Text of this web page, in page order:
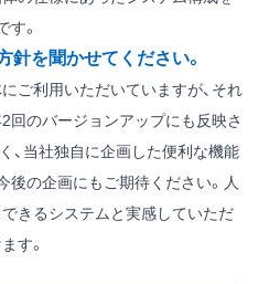
。
を聞かせてください。
ご利用いただいていますが、それ
回のバージョンアップにも反映さ
、当社独自に企画した便利な機能
後の企画にもご期待ください。人
きるシステムと実感していただ
す。